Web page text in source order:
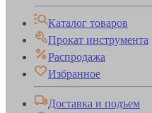
Каталог товаров
Прокат инструмента
Распродажа
Избранное
Доставка и подъем